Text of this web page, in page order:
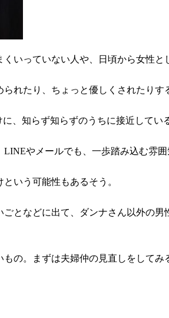
いっていない人や、日頃から女性と
れたり、ちょっと優しくされたりす
、知らず知らずのうちに接近してい
やメールでも、一歩踏み込む雰
いう可能性もあるそう。
となどに出て、ダンナさん以外の
の。まずは夫婦仲の見直しをしてみ